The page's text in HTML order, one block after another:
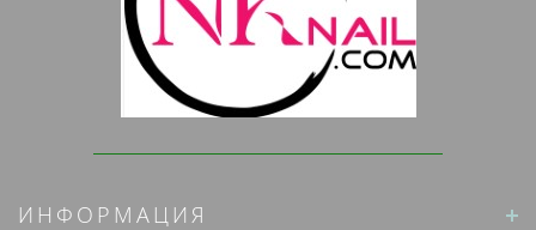
ИНФОРМАЦИЯ